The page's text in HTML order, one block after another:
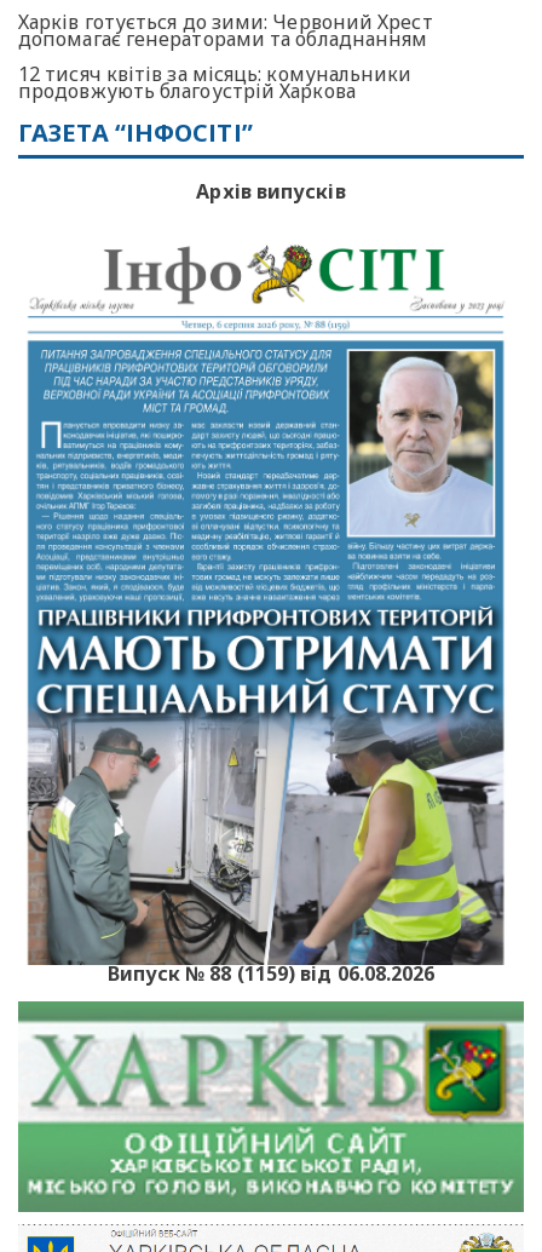
Харків готується до зими: Червоний Хрест
допомагає генераторами та обладнанням
12 тисяч квітів за місяць: комунальники
продовжують благоустрій Харкова
ГАЗЕТА “ІНФОСІТІ”
Архів випусків
Випуск № 88 (1159) від 06.08.2026